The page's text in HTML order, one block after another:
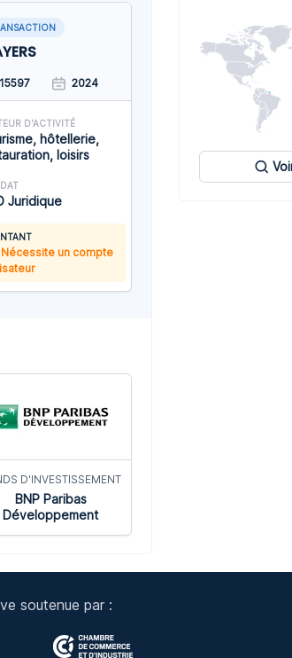
15597 2024
D'ACTIVITÉ
hôtellerie,
loisirs
Juridique
Nécessite un compte
D'INVESTISSEMENT
BNP Paribas
Développement
soutenue par :